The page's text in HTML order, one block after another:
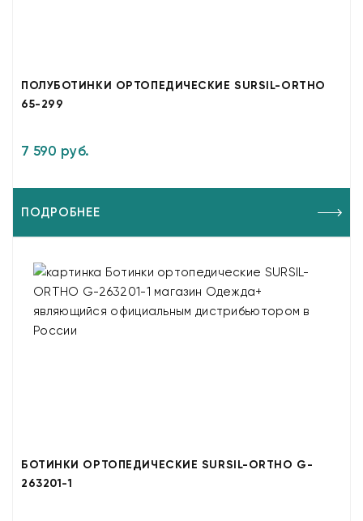
ПОЛУБОТИНКИ ОРТОПЕДИЧЕСКИЕ SURSIL-ORTHO
65-299
7 590 руб.
ПОДРОБНЕЕ
БОТИНКИ ОРТОПЕДИЧЕСКИЕ SURSIL-ORTHO G-
263201-1